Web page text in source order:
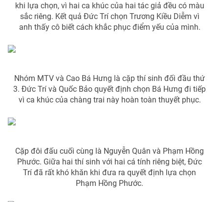
Email:toasoan@vtv.vn
Liên hệ quảng cáo:024-7300.7108
® Cấm sao chép dưới mọi hình thức nếu không có sự chấp
thuận bằng văn bản. Ghi rõ nguồn VTV.vn khi phát hành lại
thông tin từ website này.
khi lựa chọn, vì hai ca khúc của hai tác giả đều có màu
sắc riêng. Kết quả Đức Trí chọn Trương Kiều Diễm vì
anh thấy cô biết cách khắc phục điểm yếu của mình.
Nhóm MTV và Cao Bá Hưng là cặp thí sinh đối đầu thứ
3. Đức Trí và Quốc Bảo quyết định chọn Bá Hưng đi tiếp
vì ca khúc của chàng trai này hoàn toàn thuyết phục.
Cặp đôi đấu cuối cùng là Nguyễn Quân và Phạm Hồng
Phước. Giữa hai thí sinh với hai cá tính riêng biệt, Đức
Trí đã rất khó khăn khi đưa ra quyết định lựa chọn
Phạm Hồng Phước.